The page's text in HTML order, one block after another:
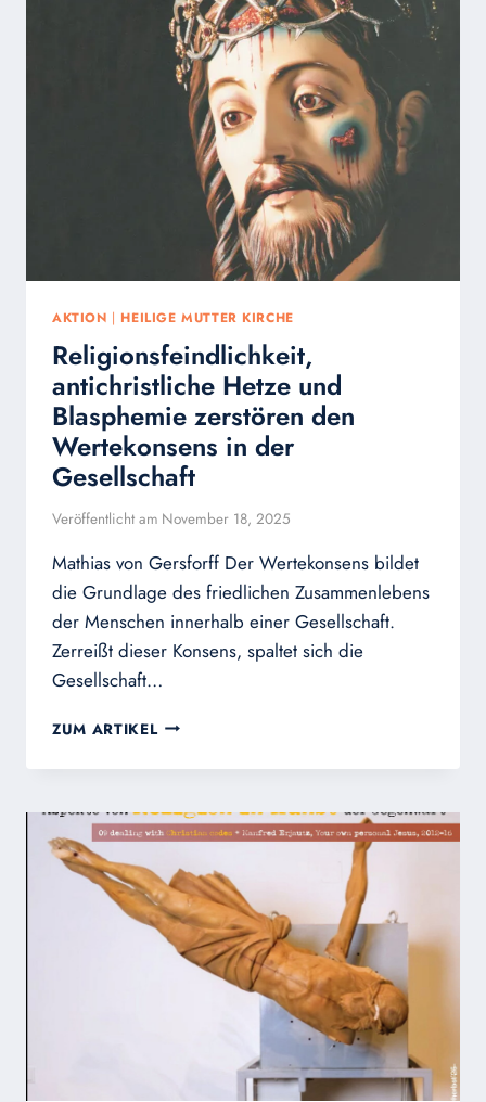
ZU
VERSPOTTEN
AKTION | HEILIGE MUTTER KIRCHE
Religionsfeindlichkeit,
antichristliche Hetze und
Blasphemie zerstören den
Wertekonsens in der
Gesellschaft
Veröffentlicht am November 18, 2025
Mathias von Gersforff Der Wertekonsens bildet
die Grundlage des friedlichen Zusammenlebens
der Menschen innerhalb einer Gesellschaft.
Zerreißt dieser Konsens, spaltet sich die
Gesellschaft…
ZUM ARTIKEL RELIGIONSFEINDLICHKEIT,
HETZE
BLASPHEMIE
ZERSTÖREN
WERTEKONSENS
IN
DER
GESELLSCHAFT